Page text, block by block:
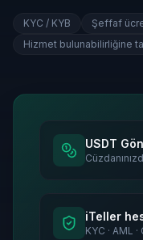
KYC / KYB Şeffaf
Hizmet bulunabilirliğine
USDT
iTeller
KYC · AML